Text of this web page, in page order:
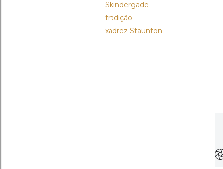
Skindergade
tradição
xadrez Staunton